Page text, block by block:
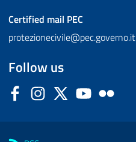
Certified mail PEC
protezionecivile@pec.governo.it
Follow us
FacebookInstagram
Twitter YouTube